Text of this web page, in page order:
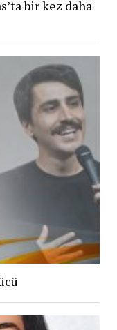
bir kez daha